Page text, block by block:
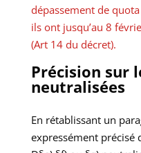
dépassement de
ils ont jusqu’au 8
(Art 14 du décret).
Précision sur
neutralisées
En rétablissant un
expressément précisé